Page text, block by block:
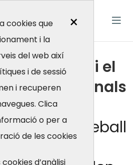
×
cookies que
i la
del web així
i de sessió
i recuperen
Clica
o per a
de les cookies
d’anàlisi
per la salut i el
professionals
la salut
de treball
per a